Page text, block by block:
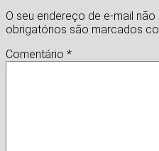
O seu endereço de e-mail
obrigatórios são marcados
Comentário *